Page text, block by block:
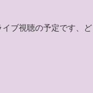
ブ視聴の予定です、